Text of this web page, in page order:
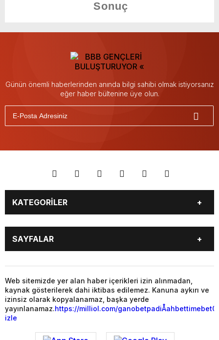
Günün önemli haberlerinden anında bilgi sahibi olmak istiyorsanız
eğer haber bültenine üye olun.
KATEGORİLER
YAŞAM
SİYASET
GAZETE OKU
PUAN DURUMU
TÜM MANŞET HABERLERİ
SAYFALAR
MAGAZİN
YAŞAM
SİYASET
EKONOMİ
Web sitemizde yer alan haber içerikleri izin alınmadan,
kaynak gösterilerek dahi iktibas edilemez. Kanuna aykırı ve
izinsiz olarak kopyalanamaz, başka yerde
yayınlanamaz.https://milliol.com/ganobetpadiÅahbet
izle